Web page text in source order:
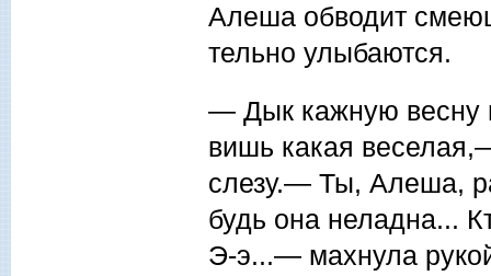
Алеша обводит
тельно улыбаются.
— Дык кажную весну
вишь какая
слезу.— Ты, Алеша,
будь она неладна...
Э-э...— махнула